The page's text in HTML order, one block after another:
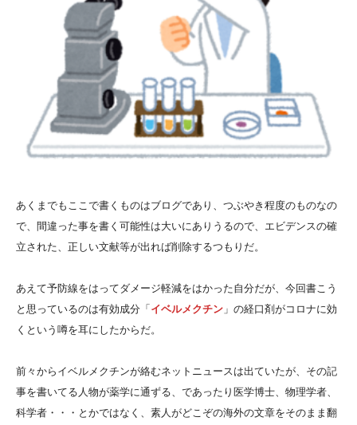
あくまでもここで書くものはブログであり、つぶやき程度のものなの
で、間違った事を書く可能性は大いにありうるので、エビデンスの確
立された、正しい文献等が出れば削除するつもりだ。
あえて予防線をはってダメージ軽減をはかった自分だが、今回書こう
と思っているのは有効成分「イベルメクチン 」の経口剤がコロナに効
くという噂を耳にしたからだ。
前々からイベルメクチンが絡むネットニュースは出ていたが、その記
事を書いてる人物が薬学に通ずる、であったり医学博士、物理学者、
科学者・・・とかではなく、素人がどこぞの海外の文章をそのまま翻